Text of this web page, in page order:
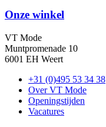
Onze winkel
VT Mode
Muntpromenade 10
6001 EH Weert
+31 (0)495 53 34 38
Over VT Mode
Openingstijden
Vacatures